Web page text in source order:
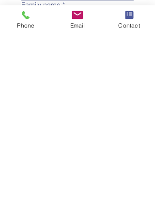
Family name *
Phone Email Contact